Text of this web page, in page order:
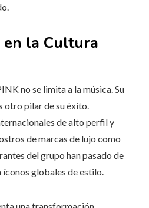
en la Cultura
no se limita a la música. Su
otro pilar de su éxito.
de alto perfil y
de marcas de lujo como
del grupo han pasado de
íconos globales de estilo.